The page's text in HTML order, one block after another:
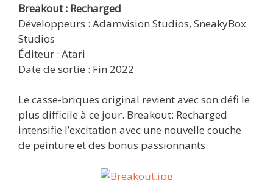
Breakout : Recharged
Développeurs : Adamvision Studios, SneakyBox
Studios
Éditeur : Atari
Date de sortie : Fin 2022
Le casse-briques original revient avec son défi le
plus difficile à ce jour. Breakout: Recharged
intensifie l’excitation avec une nouvelle couche
de peinture et des bonus passionnants.